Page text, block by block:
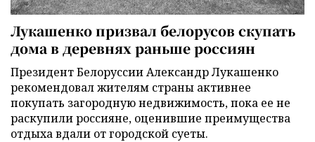
Лукашенко призвал белорусов скупать
дома в деревнях раньше россиян
Президент Белоруссии Александр Лукашенко
рекомендовал жителям страны активнее
покупать загородную недвижимость, пока ее не
раскупили россияне, оценившие преимущества
отдыха вдали от городской суеты.